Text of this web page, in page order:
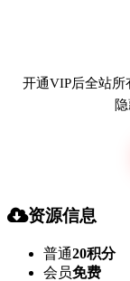
开通VIP后全站
资源信息
普通20积分
会员免费